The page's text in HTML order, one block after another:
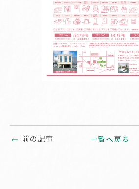
前の記事 一覧へ戻る